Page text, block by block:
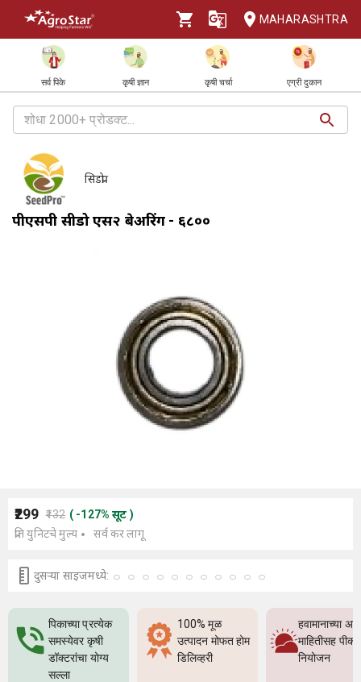
MAHARASHTRA
सर्व पिके कृषी ज्ञान कृषी चर्चा एग्री दुकान
सिडप्रो
पीएसपी सीडप्रो एस२ बेअरिंग - ६८००
₹299 ₹132 ( -127% सूट )
प्रति युनिटचे मुल्य
सर्व कर लागू
दुसर्‍या साइजमध्ये:
पिकाच्या प्रत्येक
समस्येवर कृषी
डॉक्टरांचा योग्य
सल्ला
100% मूळ
उत्पादन मोफत होम
डिलिव्हरी
हवामानाच्या
माहितीसह पीक
नियोजन